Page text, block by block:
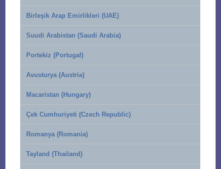
Birleşik Arap Emirlikleri (UAE)
Suudi Arabistan (Saudi Arabia)
Portekiz (Portugal)
Avusturya (Austria)
Macaristan (Hungary)
Çek Cumhuriyeti (Czech Republic)
Romanya (Romania)
Tayland (Thailand)